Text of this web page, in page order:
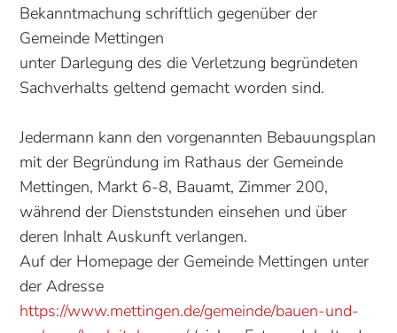
Bekanntmachung schriftlich gegenüber der
Gemeinde Mettingen
unter Darlegung des die Verletzung begründeten
Sachverhalts geltend gemacht worden sind.
Jedermann kann den vorgenannten Bebauungsplan
mit der Begründung im Rathaus der Gemeinde
Mettingen, Markt 6-8, Bau­amt, Zimmer 200,
während der Dienst­stunden einsehen und über
deren Inhalt Aus­kunft verlangen.
Auf der Homepage der Gemeinde Mettingen unter
der Adresse
https://www.mettingen.de/gemeinde/bauen-und-